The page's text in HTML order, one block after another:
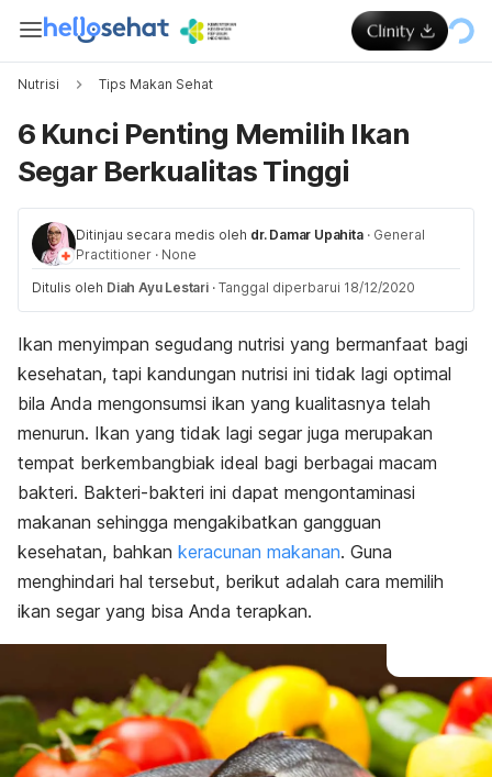
Nutrisi Tips Makan Sehat
6 Kunci Penting Memilih Ikan
Segar Berkualitas Tinggi
Ditinjau secara medis oleh dr. Damar Upahita · General
Practitioner · None
Ditulis oleh Diah Ayu Lestari · Tanggal diperbarui 18/12/2020
Ikan menyimpan segudang nutrisi yang bermanfaat bagi
kesehatan, tapi kandungan nutrisi ini tidak lagi optimal
bila Anda mengonsumsi ikan yang kualitasnya telah
menurun. Ikan yang tidak lagi segar juga merupakan
tempat berkembangbiak ideal bagi berbagai macam
bakteri. Bakteri-bakteri ini dapat mengontaminasi
makanan sehingga mengakibatkan gangguan
kesehatan, bahkan keracunan makanan. Guna
menghindari hal tersebut, berikut adalah cara memilih
ikan segar yang bisa Anda terapkan.